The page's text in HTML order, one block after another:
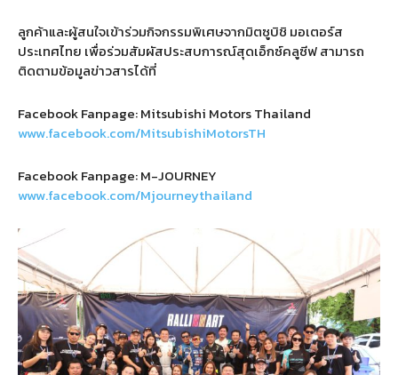
ลูกค้าและผู้สนใจเข้าร่วมกิจกรรมพิเศษจากมิตซูบิชิ มอเตอร์ส
ประเทศไทย เพื่อร่วมสัมผัสประสบการณ์สุดเอ็กซ์คลูซีฟ สามารถ
ติดตามข้อมูลข่าวสารได้ที่
Facebook Fanpage: Mitsubishi Motors Thailand
www.facebook.com/MitsubishiMotorsTH
Facebook Fanpage: M-JOURNEY
www.facebook.com/Mjourneythailand